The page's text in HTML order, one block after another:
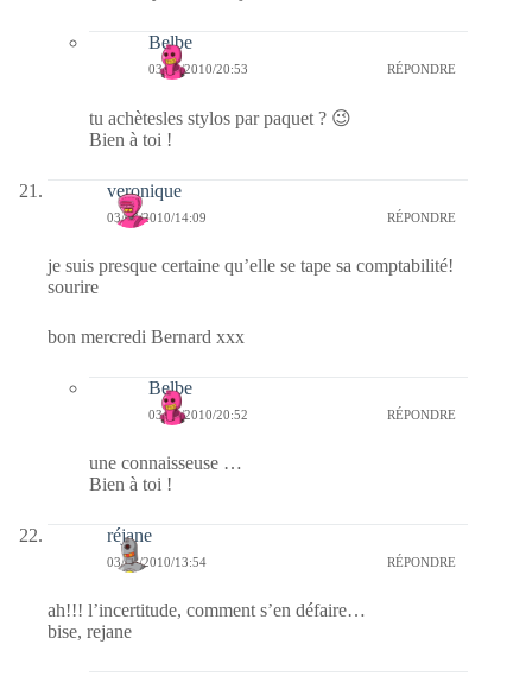
Belbe
03/03/2010/20:53 RÉPONDRE
tu achètesles stylos par paquet ? 😉
Bien à toi !
veronique
03/03/2010/14:09 RÉPONDRE
je suis presque certaine qu’elle se tape sa comptabilité!
sourire
bon mercredi Bernard xxx
Belbe
03/03/2010/20:52 RÉPONDRE
une connaisseuse …
Bien à toi !
réjane
03/03/2010/13:54 RÉPONDRE
ah!!! l’incertitude, comment s’en défaire…
bise, rejane